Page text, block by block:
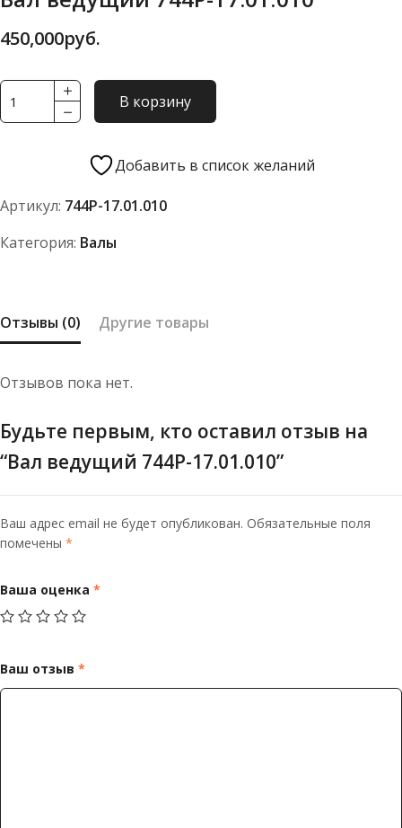
450,000руб.
Количество
товара
В корзину
Добавить в список желаний
Артикул: 744Р-17.01.010
Категория: Валы
Отзывы (0) Другие товары
Отзывов пока нет.
Будьте первым, кто оставил отзыв на
“Вал ведущий 744Р-17.01.010”
Ваш адрес email не будет опубликован. Обязательные поля
помечены *
Ваша оценка *
Ваш отзыв *